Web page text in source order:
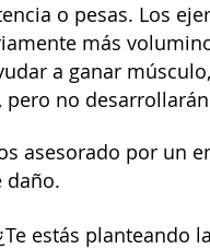
o pesas. Los
más
a ganar
no
asesorado por un
daño.
estás planteando